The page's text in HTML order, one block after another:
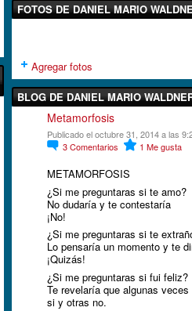
FOTOS DE DANIEL MARIO
Agregar fotos
BLOG DE DANIEL MARIO
Metamorfosis
Publicado el octubre 31, 2014 a las
3Comentarios 1 Me gusta
METAMORFOSIS
¿Si me preguntaras si te amo?
No dudaría y te contestaría
¡No!
¿Si me preguntaras si te
Lo pensaría un momento y te
¡Quizás!
¿Si me preguntaras si fui feliz?
Te revelaría que algunas veces
si y otras no.